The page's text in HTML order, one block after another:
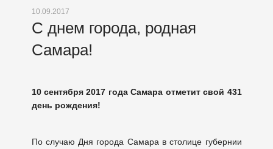
10.09.2017
С днем города, родная
Самара!
10 сентября 2017 года Самара отметит свой 431
день рождения!
По случаю Дня города Самара в столице губернии